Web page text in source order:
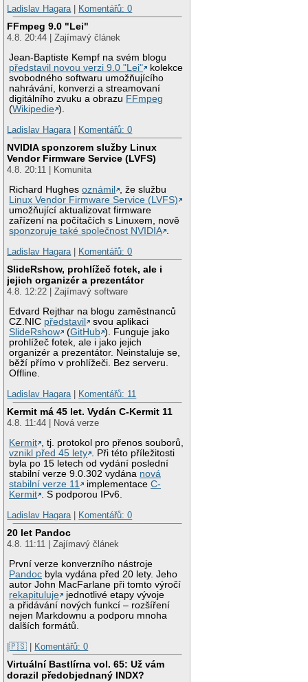
Ladislav Hagara
Komentářů: 0
FFmpeg 9.0 "Lei"
4.8. 20:44 | Zajímavý článek
Jean-Baptiste Kempf na svém blogu
představil novou verzi 9.0 "Lei"
kolekce
svobodného softwaru umožňujícího
nahrávání, konverzi a streamovaní
digitálního zvuku a obrazu FFmpeg
(Wikipedie ).
Ladislav Hagara
Komentářů: 0
NVIDIA sponzorem služby Linux
Vendor Firmware Service (LVFS)
4.8. 20:11 | Komunita
Richard Hughesoznámil
, že službu
Linux Vendor Firmware Service (LVFS)
umožňující aktualizovat firmware
zařízení na počítačích s Linuxem, nově
sponzoruje také společnost NVIDIA .
Ladislav Hagara | Komentářů: 0
SlideRshow, prohlížeč fotek, ale i
jejich organizér a prezentátor
4.8. 12:22 | Zajímavý software
Edvard Rejthar na blogu zaměstnanců
CZ.NIC představil
svou aplikaci
SlideRshow
(GitHub ). Funguje jako
prohlížeč fotek, ale i jako jejich
organizér a prezentátor. Neinstaluje se,
běží přímo v prohlížeči. Bez serveru.
Offline.
Ladislav Hagara | Komentářů: 11
Kermit má 45 let. Vydán C-Kermit 11
4.8. 11:44 | Nová verze
Kermit , tj. protokol pro přenos souborů,
vznikl před 45 lety . Při této příležitosti
byla po 15 letech od vydání poslední
stabilní verze 9.0.302 vydána nová
stabilní verze 11
implementaceC-
Kermit . S podporou IPv6.
Ladislav Hagara | Komentářů: 0
20 let Pandoc
4.8. 11:11 | Zajímavý článek
První verze konverzního nástroje
Pandoc byla vydána před 20 lety. Jeho
autor John MacFarlane při tomto výročí
rekapituluje
jednotlivé etapy vývoje
a přidávání nových funkcí – rozšíření
nejen Markdownu a podporu mnoha
dalších formátů.
|🇵🇸 | Komentářů: 0
Virtuální Bastlírna vol. 65: Už vám
dorazil předobjednaný INDX?